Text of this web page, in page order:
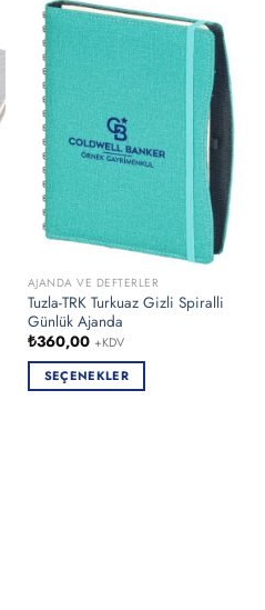
birden
fazla
varyasyonu
var.
Seçenekler
ürün
sayfasından
seçilebilir
AJANDA VE DEFTERLER
Tuzla-TRK Turkuaz Gizli Spiralli
Günlük Ajanda
₺360,00 +KDV
SEÇENEKLER